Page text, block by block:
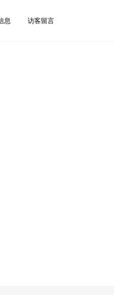
息 访客留言